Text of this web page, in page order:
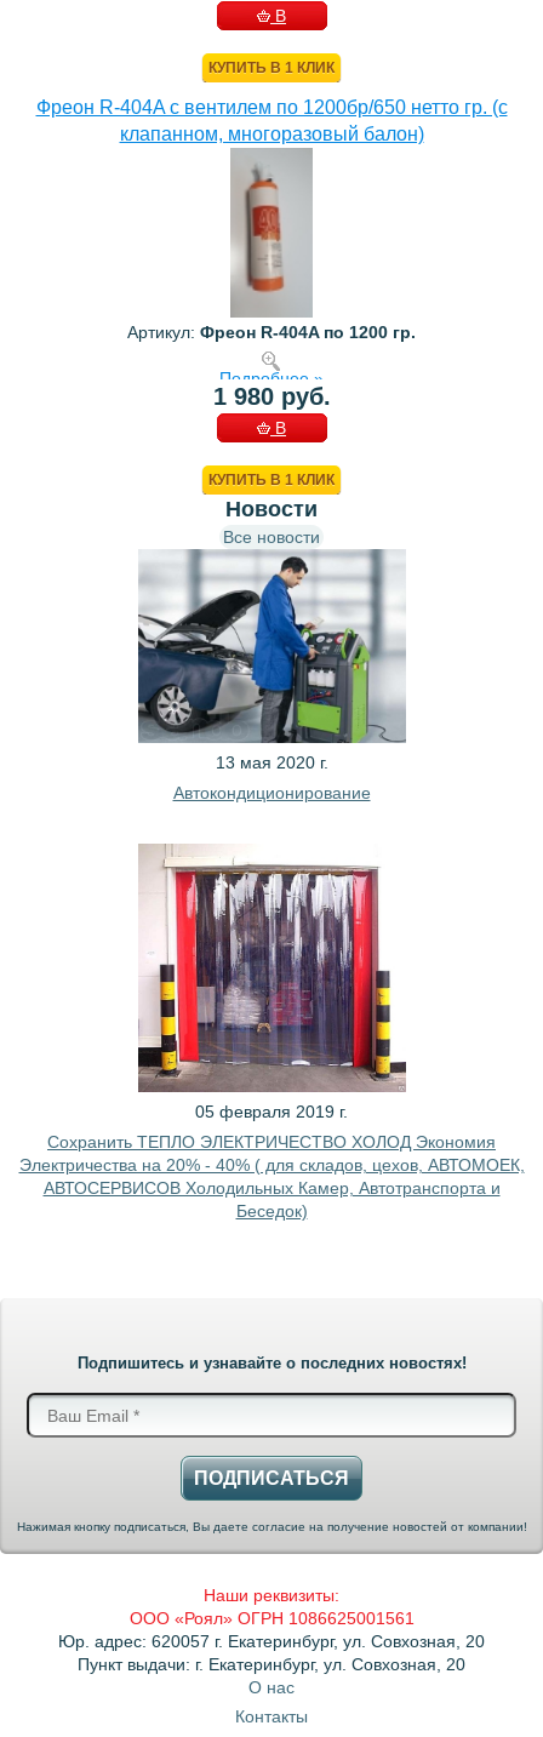
В
КУПИТЬ В 1 КЛИК
Фреон R-404A с вентилем по 1200бр/650 нетто гр. (с
клапанном, многоразовый балон)
Артикул: Фреон R-404A по 1200 гр.
Подробнее »
1 980 руб.
В
КУПИТЬ В 1 КЛИК
Новости
Все новости
13 мая 2020 г.
Автокондиционирование
05 февраля 2019 г.
Сохранить ТЕПЛО ЭЛЕКТРИЧЕСТВО ХОЛОД Экономия
Электричества на 20% - 40% ( для складов, цехов, АВТОМОЕК,
АВТОСЕРВИСОВ Холодильных Камер, Автотранспорта и
Беседок)
Подпишитесь и узнавайте о последних новостях!
ПОДПИСАТЬСЯ
Нажимая кнопку подписаться, Вы даете согласие на получение новостей от компании!
Наши реквизиты:
ООО «Роял» ОГРН 1086625001561
Юр. адрес: 620057 г. Екатеринбург, ул. Совхозная, 20
Пункт выдачи: г. Екатеринбург, ул. Совхозная, 20
О нас
Контакты